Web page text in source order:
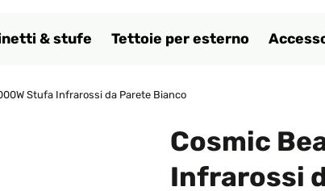
& stufe Tettoie per esterno
Stufa Infrarossi da Parete Bianco
Cosmic
Infrarossi